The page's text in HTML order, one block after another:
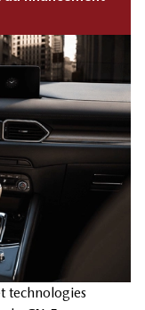
technologies